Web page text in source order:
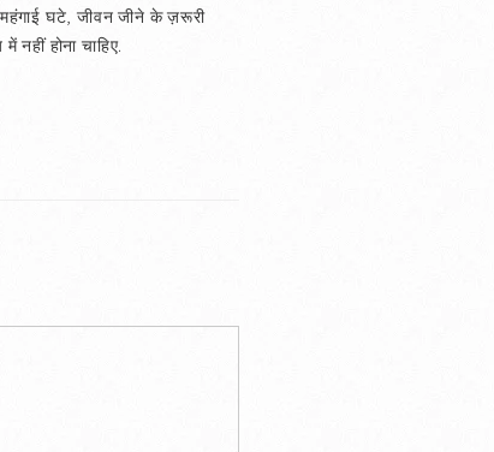
घटे, जीवन जीने के ज़रूरी
होना चाहिए.